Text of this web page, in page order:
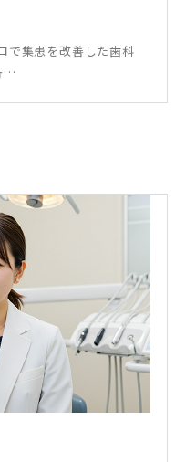
で集患を改善した歯科
…